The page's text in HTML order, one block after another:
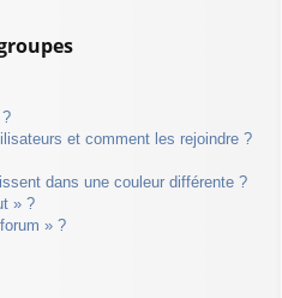
et comment les rejoindre ?
dans une couleur différente ?
» ?
» ?